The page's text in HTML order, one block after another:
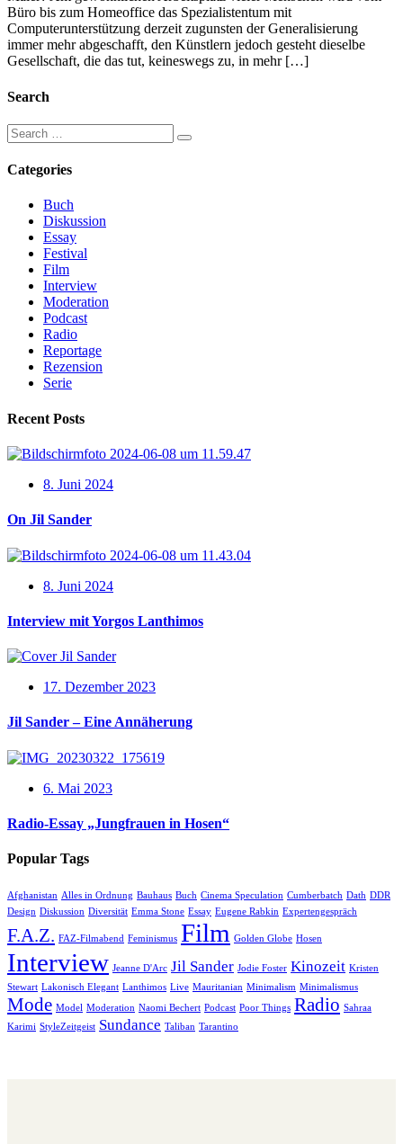
Büro bis zum Homeoffice das Spezialistentum mit
Computerunterstützung derzeit zugunsten der Generalisierung
immer mehr abgeschafft, den Künstlern jedoch gesteht dieselbe
Gesellschaft, die das tut, keineswegs zu, in mehr […]
Search
Categories
Buch
Diskussion
Essay
Festival
Film
Interview
Moderation
Podcast
Radio
Reportage
Rezension
Serie
Recent Posts
8. Juni 2024
On Jil Sander
8. Juni 2024
Interview mit Yorgos Lanthimos
17. Dezember 2023
Jil Sander – Eine Annäherung
6. Mai 2023
Radio-Essay „Jungfrauen in Hosen“
Popular Tags
Afghanistan Alles in Ordnung Bauhaus Buch Cinema Speculation Cumberbatch Dath DDR
Design Diskussion Diversität Emma Stone Essay Eugene Rabkin Expertengespräch
F.A.Z. FAZ-Filmabend Feminismus Film Golden Globe Hosen
Interview Jeanne D'Arc Jil Sander Jodie Foster Kinozeit Kristen
Stewart Lakonisch Elegant Lanthimos Live Mauritanian Minimalism Minimalismus
Mode Model Moderation Naomi Bechert Podcast Poor Things Radio Sahraa
Karimi StyleZeitgeist Sundance Taliban Tarantino